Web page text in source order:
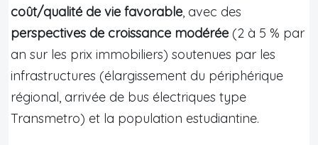
coût/qualité de vie favorable, avec des
perspectives de croissance modérée (2 à 5 % par
an sur les prix immobiliers) soutenues par les
infrastructures (élargissement du périphérique
régional, arrivée de bus électriques type
Transmetro) et la population estudiantine.